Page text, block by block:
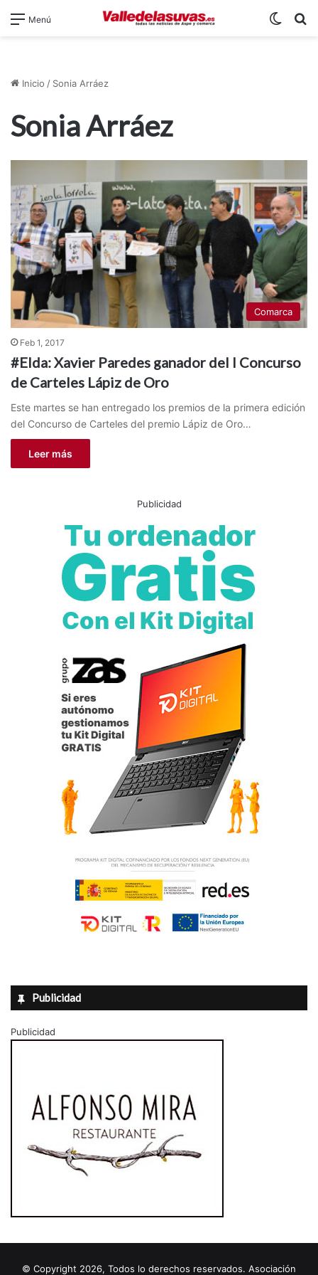
Menú
Inicio / Sonia Arráez
Sonia Arráez
Comarca
Feb 1, 2017
#Elda: Xavier Paredes ganador del I Concurso
de Carteles Lápiz de Oro
Este martes se han entregado los premios de la primera edición
del Concurso de Carteles del premio Lápiz de Oro…
Leer más
Publicidad
Publicidad
Publicidad
© Copyright 2026, Todos lo derechos reservados. Asociación